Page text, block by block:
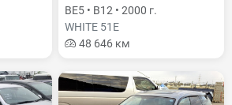
BE5 • B12 • 2000 г.
WHITE 51E
48 646 км